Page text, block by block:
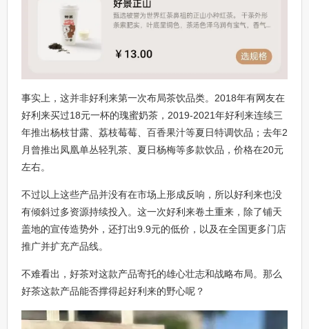
事实上，这并非好利来第一次布局茶饮品类。2018年有网友在
好利来买过18元一杯的瑰蜜奶茶，2019-2021年好利来连续三
年推出杨枝甘露、荔枝莓莓、百香果汁等夏日特调饮品；去年2
月曾推出凤凰单丛轻乳茶、夏日杨梅等多款饮品，价格在20元
左右。
不过以上这些产品并没有在市场上形成反响，所以好利来也没
有倾斜过多资源持续投入。这一次好利来卷土重来，除了铺天
盖地的宣传造势外，还打出9.9元的低价，以及在全国更多门店
推广并扩充产品线。
不难看出，好茶对这款产品寄托的雄心壮志和战略布局。那么
好茶这款产品能否撑得起好利来的野心呢？